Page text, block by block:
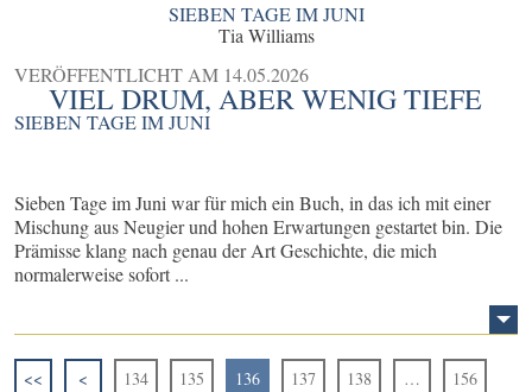
SIEBEN TAGE IM JUNI
Tia Williams
VERÖFFENTLICHT AM 14.05.2026
VIEL DRUM, ABER WENIG TIEFE
SIEBEN TAGE IM JUNI
Sieben Tage im Juni war für mich ein Buch, in das ich mit einer
Mischung aus Neugier und hohen Erwartungen gestartet bin. Die
Prämisse klang nach genau der Art Geschichte, die mich
normalerweise sofort ...
<< < 134 135 136 137 138 … 156